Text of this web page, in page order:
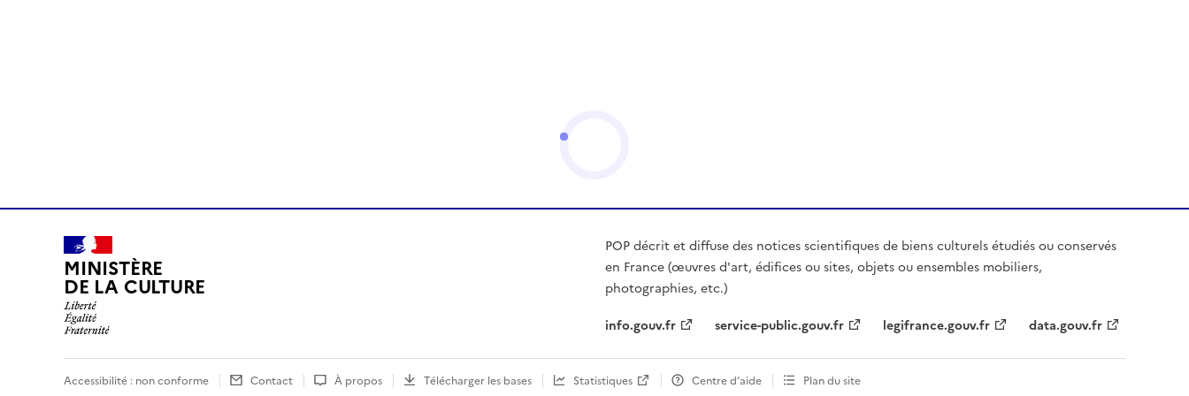
MINISTÈRE
DE LA CULTURE
POP décrit et diffuse des notices scientifiques de biens culturels étudiés ou conservés
en France (œuvres d'art, édifices ou sites, objets ou ensembles mobiliers,
photographies, etc.)
info.gouv.fr
service-public.gouv.fr legifrance.gouv.fr data.gouv.fr
Accessibilité : non conforme Contact À propos Télécharger les bases Statistiques Centre d’aide Plan du site